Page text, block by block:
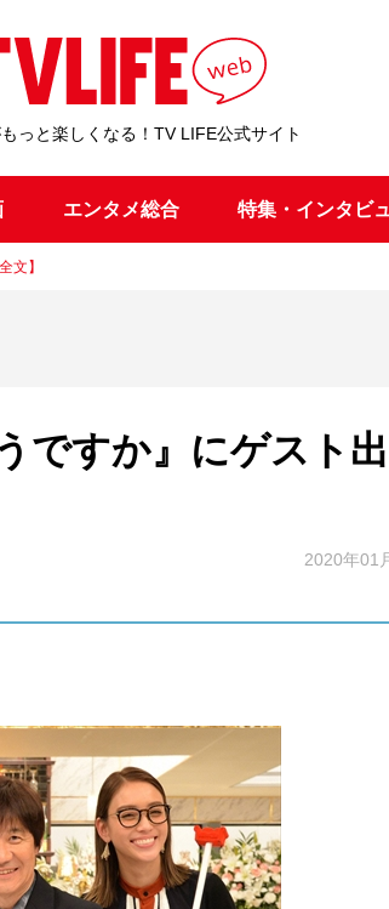
っと楽しくなる！TV LIFE公式サイト
エンタメ総合 特集・インタビ
文】
ですか』にゲスト
2020年01